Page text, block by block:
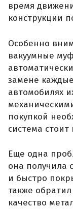
время
конструкции
Особенно
вакуумные
замене
автомобилях
покупкой
система
Еще одна
она получила
и быстро
также
качество